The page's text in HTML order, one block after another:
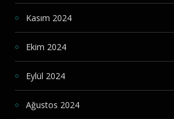
Kasım 2024
Ekim 2024
Eylül 2024
Ağustos 2024